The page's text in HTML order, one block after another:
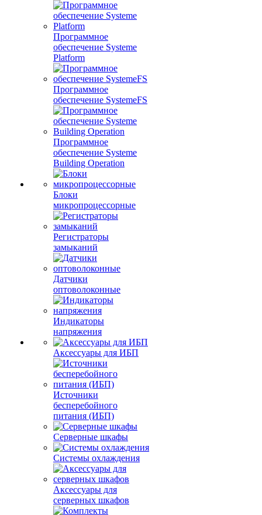
Программное
обеспечение Systeme
Platform
Программное
обеспечение SystemeFS
Программное
обеспечение Systeme
Building Operation
Блоки
микропроцессорные
Регистраторы
замыканий
Датчики
оптоволоконные
Индикаторы
напряжения
Аксессуары для ИБП
Источники
бесперебойного
питания (ИБП)
Серверные шкафы
Системы охлаждения
Аксессуары для
серверных шкафов